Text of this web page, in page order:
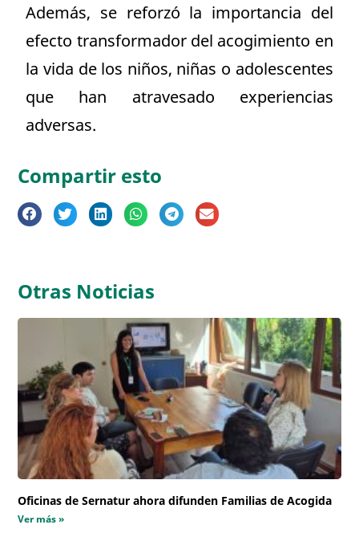
Además, se reforzó la importancia del
efecto transformador del acogimiento en
la vida de los niños, niñas o adolescentes
que han atravesado experiencias
adversas.
Compartir esto
Otras Noticias
Oficinas de Sernatur ahora difunden Familias de Acogida
Ver más »